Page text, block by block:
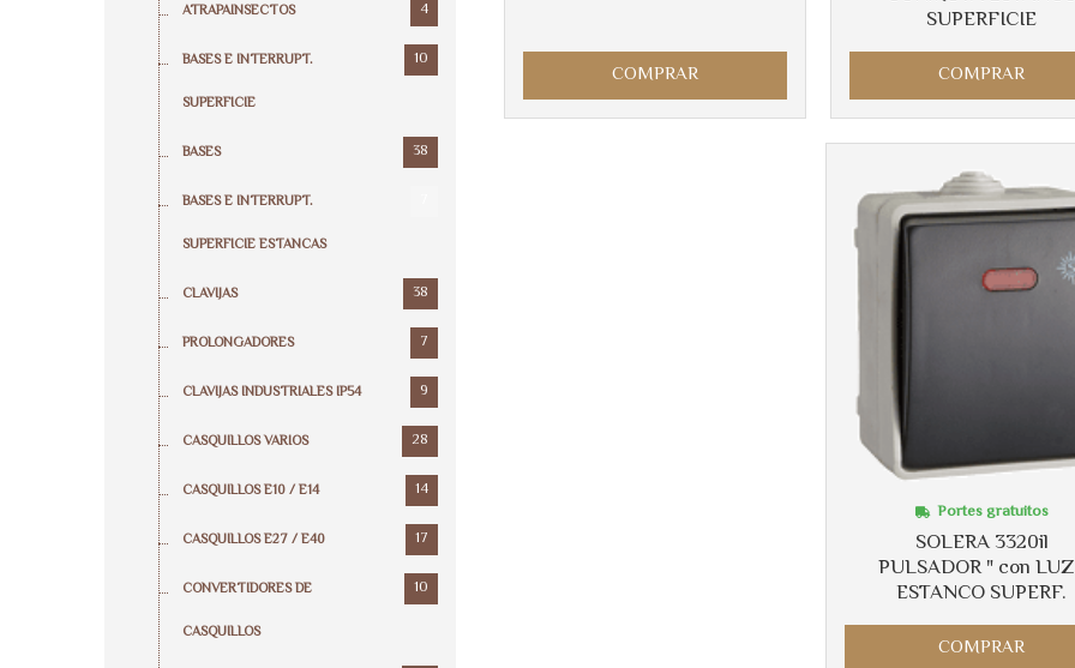
ATRAPAINSECTOS 4
BASES E INTERRUPT.
SUPERFICIE
10
BASES 38
BASES E INTERRUPT.
SUPERFICIE ESTANCAS
CLAVIJAS 38
PROLONGADORES 7
CLAVIJAS INDUSTRIALES IP54 9
CASQUILLOS VARIOS 28
CASQUILLOS E10 / E14 14
CASQUILLOS E27 / E40 17
CONVERTIDORES DE
CASQUILLOS
10
COMPRAR
SUPERFICIE
COMPRAR
SOLERA 3320il
PULSADOR " con
ESTANCO SUPERF.
Portes gratuitos
COMPRAR